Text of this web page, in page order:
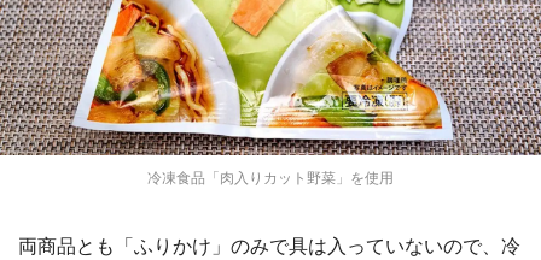
冷凍食品「肉入りカット野菜」を使用
両商品とも「ふりかけ」のみで具は入っていないので、冷